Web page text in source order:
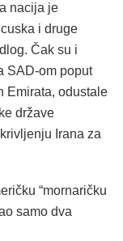
nacija je
i druge
Čak su i
SAD-om poput
Emirata, odustale
države
Irana za
“mornaričku
samo dva